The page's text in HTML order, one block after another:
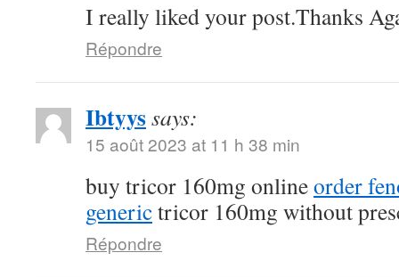
I really liked your post.Thanks
Répondre
Ibtyyssays:
15 août 2023 at 11 h 38 min
buy tricor 160mg onlineorder
generictricor 160mg without
Répondre